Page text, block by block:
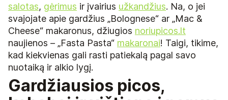
salotas, gėrimus ir įvairius užkandžius. Na, o jei
svajojate apie gardžius „Bolognese“ ar „Mac &
Cheese“ makaronus, džiugios noriupicos.lt
naujienos – „Fasta Pasta“ makaronai! Taigi, tikime,
kad kiekvienas gali rasti patiekalą pagal savo
nuotaiką ir alkio lygį.
Gardžiausios picos,